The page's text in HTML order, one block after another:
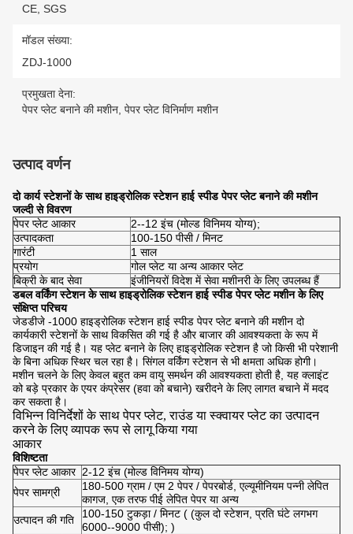
CE, SGS
मॉडल संख्या:
ZDJ-1000
प्रमुखता देना:
पेपर प्लेट बनाने की मशीन पेपर प्लेट विनिर्माण मशीन
उत्पाद वर्णन
दो कार्य स्टेशनों के साथ हाइड्रोलिक स्टेशन हाई स्पीड पेपर प्लेट बनाने की मशीन
जल्दी से विवरण
पेपर प्लेट आकार
2--12 इंच (मोल्ड विनिमय योग्य);
उत्पादकता
100-150 पीसी / मिनट
गारंटी
1 साल
प्रयोग
गोल प्लेट या अन्य आकार प्लेट
बिक्री के बाद सेवा
इंजीनियरों विदेश में सेवा मशीनरी के लिए उपलब्ध हैं
डबल वर्किंग स्टेशन के साथ हाइड्रोलिक स्टेशन हाई स्पीड पेपर प्लेट मशीन के लिए
संक्षिप्त परिचय
जेडडीजे -1000 हाइड्रोलिक स्टेशन हाई स्पीड पेपर प्लेट बनाने की मशीन दो
कार्यकारी स्टेशनों के साथ विकसित की गई है और बाजार की आवश्यकता के रूप में
डिजाइन की गई है। यह प्लेट बनाने के लिए हाइड्रोलिक स्टेशन है जो किसी भी परेशानी
के बिना अधिक स्थिर चल रहा है। सिंगल वर्किंग स्टेशन से भी क्षमता अधिक होगी।
मशीन चलने के लिए केवल बहुत कम वायु समर्थन की आवश्यकता होती है, यह क्लाइंट
को बड़े प्रकार के एयर कंप्रेसर (हवा को बचाने) खरीदने के लिए लागत बचाने में मदद
कर सकता है।
विभिन्न विनिर्देशों के साथ पेपर प्लेट, राउंड या स्क्वायर प्लेट का उत्पादन
करने के लिए व्यापक रूप से लागू किया गया
आकार
विशिष्टता
पेपर प्लेट आकार 2-12 इंच (मोल्ड विनिमय योग्य)
पेपर सामग्री
180-500 ग्राम / एम 2 पेपर / पेपरबोर्ड, एल्यूमीनियम पन्नी लेपित
कागज, एक तरफ पीई लेपित पेपर या अन्य
उत्पादन की गति
100-150 टुकड़ा / मिनट ( (कुल दो स्टेशन, प्रति घंटे लगभग
6000--9000 पीसी); )